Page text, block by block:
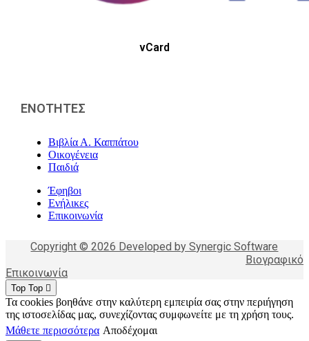
vCard
ΕΝΟΤΗΤΕΣ
Βιβλία Α. Καππάτου
Οικογένεια
Παιδιά
Έφηβοι
Ενήλικες
Επικοινωνία
Copyright © 2026 Developed by Synergic Software
Βιογραφικό
Επικοινωνία
Top Top
Τα cookies βοηθάνε στην καλύτερη εμπειρία σας στην περιήγηση
της ιστοσελίδας μας, συνεχίζοντας συμφωνείτε με τη χρήση τους.
Μάθετε περισσότερα Αποδέχομαι